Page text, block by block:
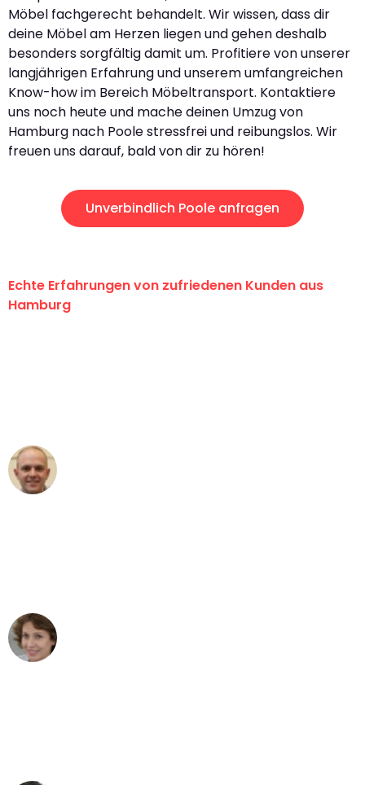
Möbel fachgerecht behandelt. Wir wissen, dass dir
deine Möbel am Herzen liegen und gehen deshalb
besonders sorgfältig damit um. Profitiere von unserer
langjährigen Erfahrung und unserem umfangreichen
Know-how im Bereich Möbeltransport. Kontaktiere
uns noch heute und mache deinen Umzug von
Hamburg nach Poole stressfrei und reibungslos. Wir
freuen uns darauf, bald von dir zu hören!
Unverbindlich Poole anfragen
Echte Erfahrungen von zufriedenen Kunden aus
Hamburg